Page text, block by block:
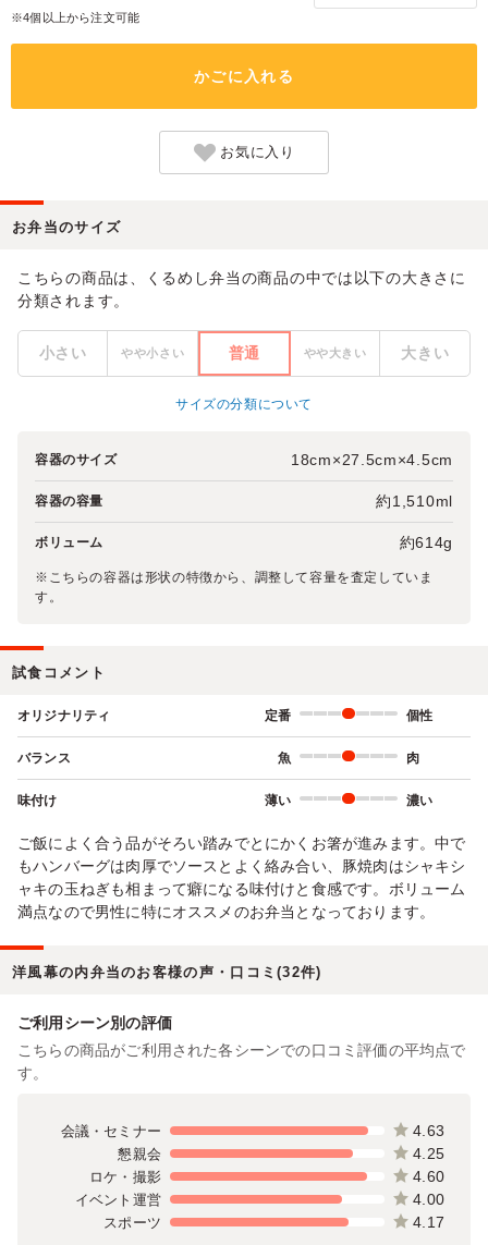
※4個以上から注文可能
かごに入れる
お気に入り
お弁当のサイズ
こちらの商品は、くるめし弁当の商品の中では以下の大きさに
分類されます。
小さい やや小さい 普通 やや大きい 大きい
サイズの分類について
容器のサイズ 18cm×27.5cm×4.5cm
容器の容量 約1,510ml
ボリューム 約614g
※こちらの容器は形状の特徴から、調整して容量を査定していま
す。
試食コメント
オリジナリティ 定番 個性
バランス 魚 肉
味付け 薄い 濃い
ご飯によく合う品がそろい踏みでとにかくお箸が進みます。中で
もハンバーグは肉厚でソースとよく絡み合い、豚焼肉はシャキシ
ャキの玉ねぎも相まって癖になる味付けと食感です。ボリューム
満点なので男性に特にオススメのお弁当となっております。
洋風幕の内弁当のお客様の声・口コミ(32件)
ご利用シーン別の評価
こちらの商品がご利用された各シーンでの口コミ評価の平均点で
す。
会議・セミナー 4.63
懇親会 4.25
ロケ・撮影 4.60
イベント運営 4.00
スポーツ 4.17